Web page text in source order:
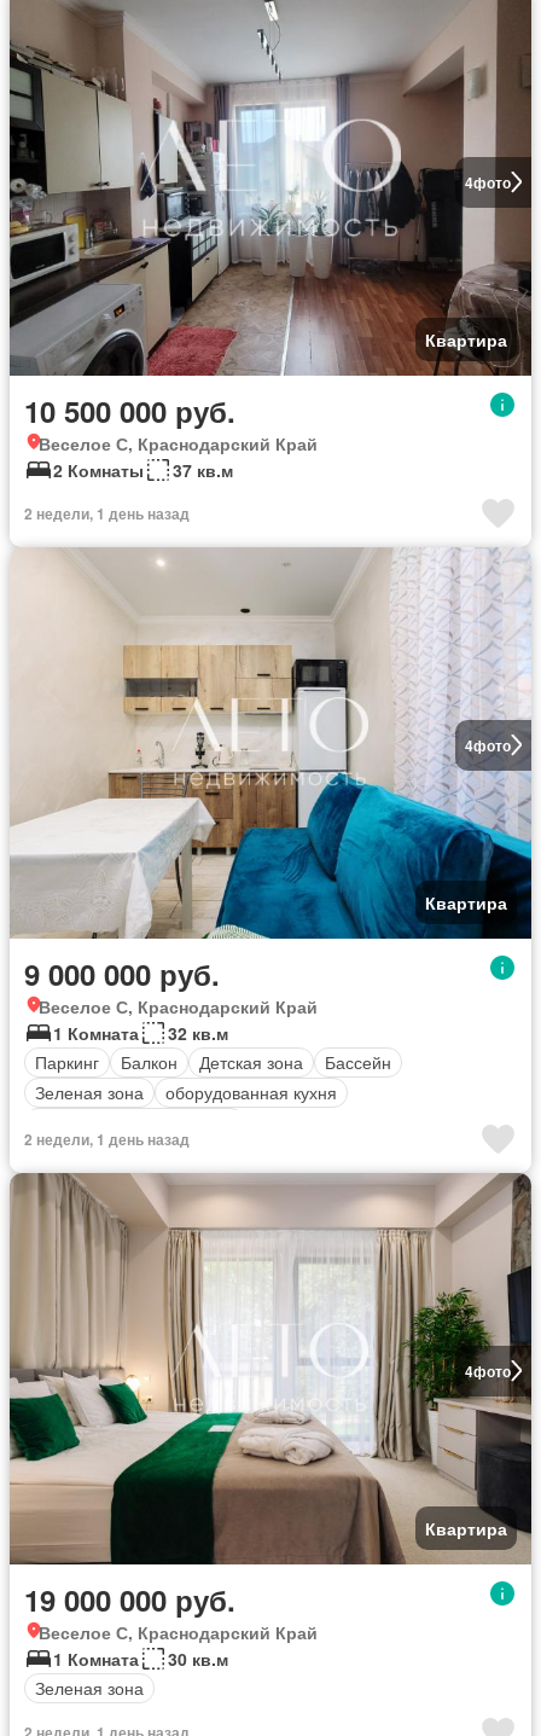
4фото
Квартира
10 500 000 руб.
Веселое С, Краснодарский Край
2 Комнаты
37 кв.м
2 недели, 1 день назад
4фото
Квартира
9 000 000 руб.
Веселое С, Краснодарский Край
1 Комната
32 кв.м
Паркинг
Балкон Детская зона
Бассейн
Зеленая зона
оборудованная кухня
2 недели, 1 день назад
4фото
Квартира
19 000 000 руб.
Веселое С, Краснодарский Край
1 Комната
30 кв.м
Зеленая зона